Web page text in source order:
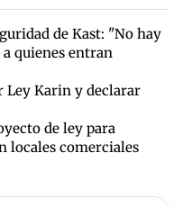
de Kast: "No hay
quienes entran
Ley Karin y declarar
de ley para
locales comerciales